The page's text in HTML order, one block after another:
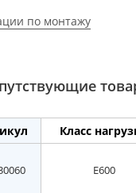
по монтажу
Класс
E600